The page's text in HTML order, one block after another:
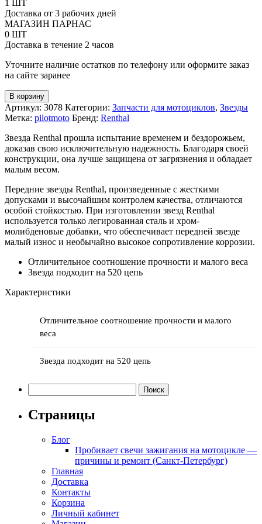
звезда
Renthal
#520
под
Suzuki
(JTF1423)
1 ШТ
Доставка от 3 рабочих дней
МАГАЗИН ПАРНАС
0 ШТ
Доставка в течение 2 часов
Уточните наличие остатков по телефону или оформите заказ
на сайте заранее
В корзину
Артикул: 3078 Категории: Запчасти для мотоциклов, Звезды
Метка: pilotmoto Бренд: Renthal
Звезда Renthal прошла испытание временем и бездорожьем,
доказав свою исключительную надежность. Благодаря своей
конструкции, она лучше защищена от загрязнения и обладает
малым весом.
Передние звезды Renthal, произведенные с жесткими
допусками и высочайшим контролем качества, отличаются
особой стойкостью. При изготовлении звезд Renthal
используется только легированная сталь и хром-
молибденовые добавки, что обеспечивает передней звезде
малый износ и необычайно высокое сопротивление коррозии.
Отличительное соотношение прочности и малого веса
Звезда подходит на 520 цепь
Характеристики
Отличительное соотношение прочности и малого
веса
Звезда подходит на 520 цепь
Страницы
Блог
Пробивает свечи зажигания на мотоцикле —
причины и ремонт (Санкт-Петербург)
Главная
Доставка
Контакты
Корзина
Личный кабинет